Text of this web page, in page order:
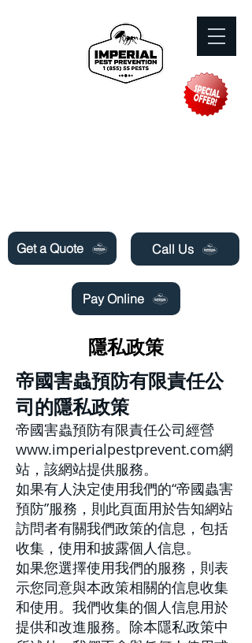
Get a Quote
Pay Online
Call Us
隱私政策
帝國害蟲預防有限責任公
司的隱私政策
帝國害蟲預防有限責任公司經營
www.imperialpestprevent.com網
站，該網站提供服務。
如果有人決定使用我們的“帝國蟲害
預防”服務，則此頁面用於告知網站
訪問者有關我們政策的信息，包括
收集，使用和披露個人信息。
如果您選擇使用我們的服務，則表
示您同意與本政策相關的信息收集
和使用。我們收集的個人信息用於
提供和改進服務。除本隱私政策中